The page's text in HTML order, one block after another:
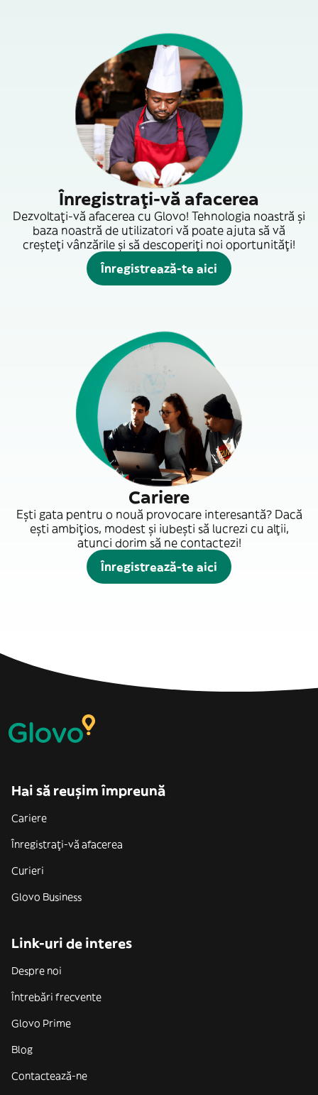
Înregistrați-vă afacerea
Dezvoltați-vă afacerea cu Glovo! Tehnologia noastră și
baza noastră de utilizatori vă poate ajuta să vă
creșteți vânzările și să descoperiți noi oportunități!
Înregistrează-te aici
Cariere
Ești gata pentru o nouă provocare interesantă? Dacă
ești ambițios, modest și iubești să lucrezi cu alții,
atunci dorim să ne contactezi!
Înregistrează-te aici
Hai să reușim împreună
Cariere
Înregistrați-vă afacerea
Curieri
Glovo Business
Link-uri de interes
Despre noi
Întrebări frecvente
Glovo Prime
Blog
Contactează-ne